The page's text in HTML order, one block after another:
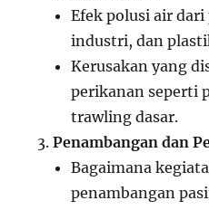
Efek polusi air
industri, dan
Kerusakan yang
perikanan seperti
trawling dasar.
Penambangan dan
Bagaimana
penambangan